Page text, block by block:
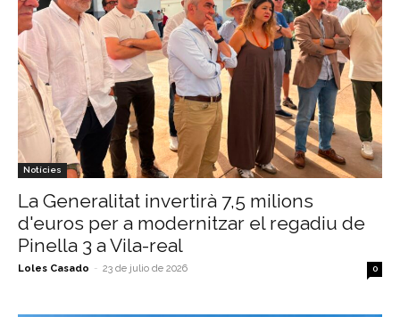
Notícies
La Generalitat invertirà 7,5 milions
d'euros per a modernitzar el regadiu de
Pinella 3 a Vila-real
Loles Casado - 23 de julio de 2026 0